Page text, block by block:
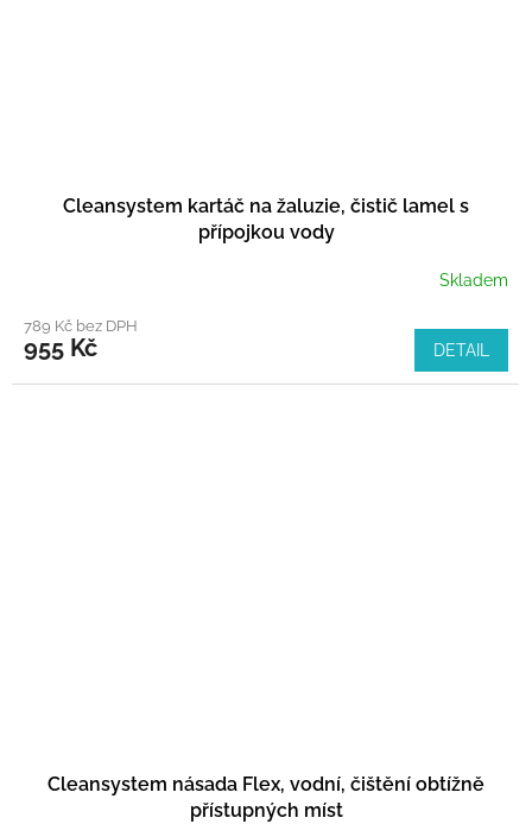
Cleansystem kartáč na žaluzie, čistič lamel s
přípojkou vody
Skladem
789 Kč bez DPH
955 Kč DETAIL
Cleansystem násada Flex, vodní, čištění obtížně
přístupných míst